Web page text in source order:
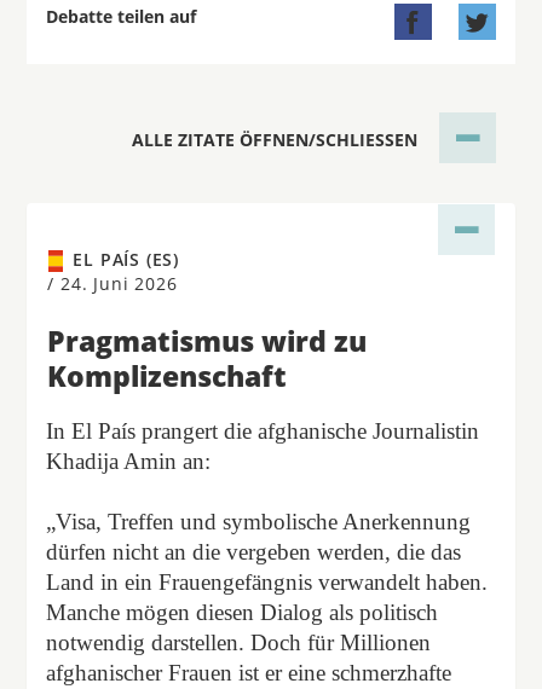
Debatte teilen auf  
ALLE ZITATE ÖFFNEN/SCHLIESSEN
EL PAÍS (ES)
/ 24. Juni 2026
Pragmatismus wird zu
Komplizenschaft
In El País prangert die afghanische Journalistin
Khadija Amin an:
„Visa, Treffen und symbolische Anerkennung
dürfen nicht an die vergeben werden, die das
Land in ein Frauengefängnis verwandelt haben.
Manche mögen diesen Dialog als politisch
notwendig darstellen. Doch für Millionen
afghanischer Frauen ist er eine schmerzhafte